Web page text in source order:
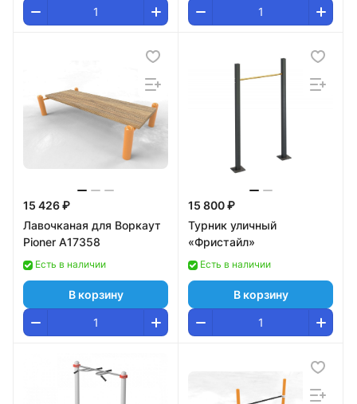
15 426 ₽
Лавочканая для Воркаут
Pioner A17358
Есть в наличии
В корзину
15 800 ₽
Турник уличный
«Фристайл»
Есть в наличии
В корзину